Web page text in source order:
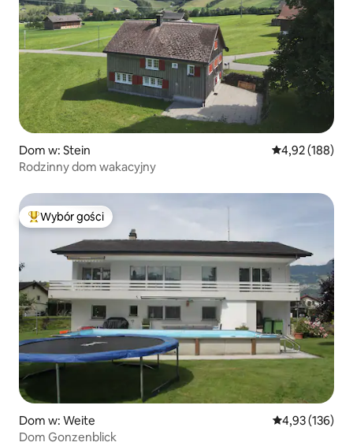
Dom w: Stein Średnia
4,92 (188)
Rodzinny dom wakacyjny
Najpopularniejsze z kategorii Wybór gości
Wybór gości
Dom w: Weite Średnia
4,93 (136)
Dom Gonzenblick